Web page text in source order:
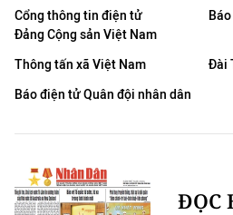
Cổng thông tin điện tử
Đảng Cộng sản Việt Nam
Thông tấn xã Việt Nam
Đài
Báo điện tử Quân đội nhân dân
ĐỌC